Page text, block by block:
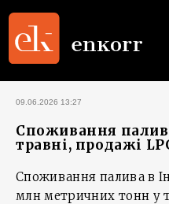
09.06.2026 13:27
Споживання
травні, продажі
Споживання палива в
млн метричних тонн у